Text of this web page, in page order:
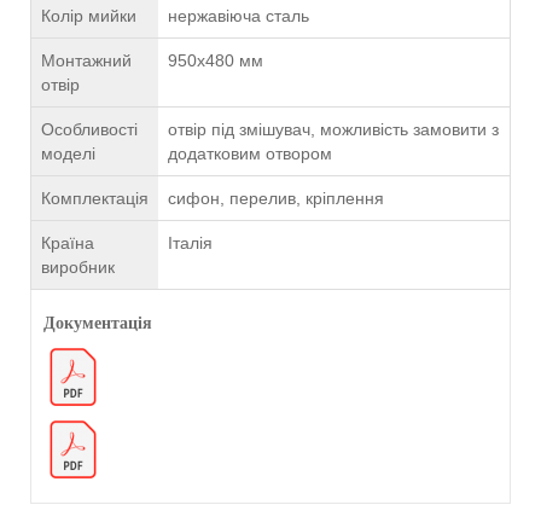
Колір мийки нержавіюча сталь
Монтажний
отвір
950х480 мм
Особливості
моделі
отвір під змішувач, можливість замовити з
додатковим отвором
Комплектація сифон, перелив, кріплення
Країна
виробник
Італія
Документація